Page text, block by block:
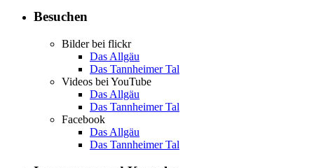
Besuchen
Bilder bei flickr
Das Allgäu
Das Tannheimer Tal
Videos bei YouTube
Das Allgäu
Das Tannheimer Tal
Facebook
Das Allgäu
Das Tannheimer Tal